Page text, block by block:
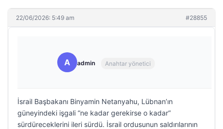
22/06/2026: 5:49 am #28855
A admin Anahtar yönetici
İsrail Başbakanı Binyamin Netanyahu, Lübnan’ın
güneyindeki işgali “ne kadar gerekirse o kadar”
sürdüreceklerini ileri sürdü. İsrail ordusunun saldırılarının